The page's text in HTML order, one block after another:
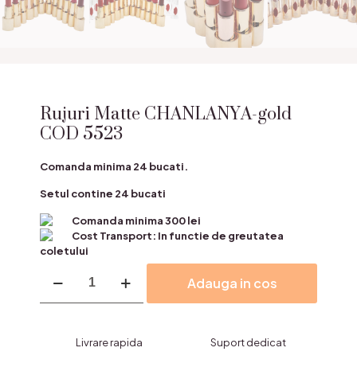
Rujuri Matte CHANLANYA-gold
COD 5523
Comanda minima 24 bucati.
Setul contine 24 bucati
Comanda minima 300 lei
Cost Transport: In functie de greutatea
coletului
Rujuri
Matte
Adauga in cos
Livrare rapida Suport dedicat